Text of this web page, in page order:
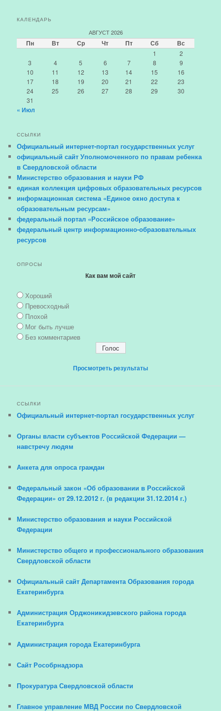
КАЛЕНДАРЬ
АВГУСТ 2026
Пн Вт Ср Чт Пт Сб Вс
1
2
3
4 5 6 7 8
9
10
11 12 13 14 15
16
17
18 19 20 21 22
23
24
25 26 27 28 29
30
31
« Июл
ССЫЛКИ
Официальный интернет-портал государственных услуг
официальный сайт Уполномоченного по правам ребенка
в Свердловской области
Министерство образования и науки РФ
единая коллекция цифровых образовательных ресурсов
информационная система «Единое окно доступа к
образовательным ресурсам»
федеральный портал «Российское образование»
федеральный центр информационно-образовательных
ресурсов
ОПРОСЫ
Как вам мой сайт
Хороший
Превосходный
Плохой
Мог быть лучше
Без комментариев
Просмотреть результаты
ССЫЛКИ
Официальный интернет-портал государственных услуг
Органы власти субъектов Российской Федерации —
навстречу людям
Анкета для опроса граждан
Федеральный закон «Об образовании в Российской
Федерации» от 29.12.2012 г. (в редакции 31.12.2014 г.)
Министерство образования и науки Российской
Федерации
Министерство общего и профессионального образования
Свердловской области
Официальный сайт Департамента Образования города
Екатеринбурга
Администрация Орджоникидзевского района города
Екатеринбурга
Администрация города Екатеринбурга
Сайт Рособрнадзора
Прокуратура Свердловской области
Главное управление МВД России по Свердловской